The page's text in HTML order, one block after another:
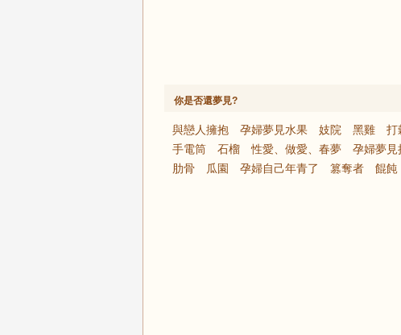
你是否還夢見?
與戀人擁抱 孕婦夢見水果 妓院 黑雞 打
手電筒
石榴 性愛、做愛、春夢 孕婦夢見
肋骨
瓜園 孕婦自己年青了 篡奪者 餛飩